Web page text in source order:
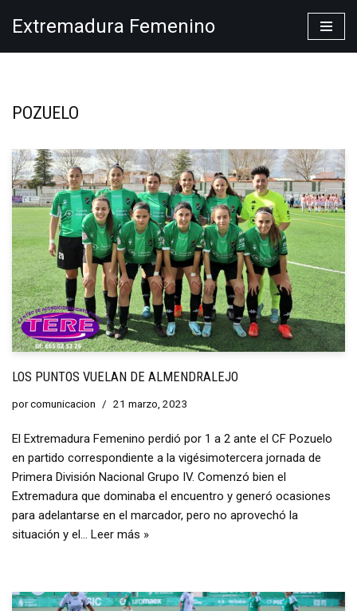
Extremadura Femenino
POZUELO
LOS PUNTOS VUELAN DE ALMENDRALEJO
porcomunicacion 21 marzo, 2023
El Extremadura Femenino perdió por 1 a 2 ante el CF Pozuelo
en partido correspondiente a la vigésimotercera jornada de
Primera División Nacional Grupo IV. Comenzó bien el
Extremadura que dominaba el encuentro y generó ocasiones
para adelantarse en el marcador, pero no aprovechó la
situación y el… Leer más »